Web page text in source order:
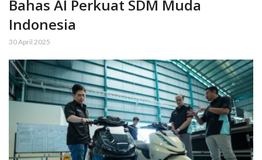
Bahas AI Perkuat SDM Muda
Indonesia
30 April 2025